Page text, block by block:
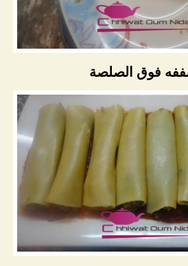
فوق الصلصة